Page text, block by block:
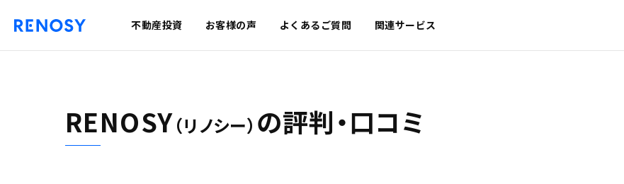
不動産投資 お客様の声 よくあるご質問 関連サービス
RENOSY（リノシー） の評判・口コミ